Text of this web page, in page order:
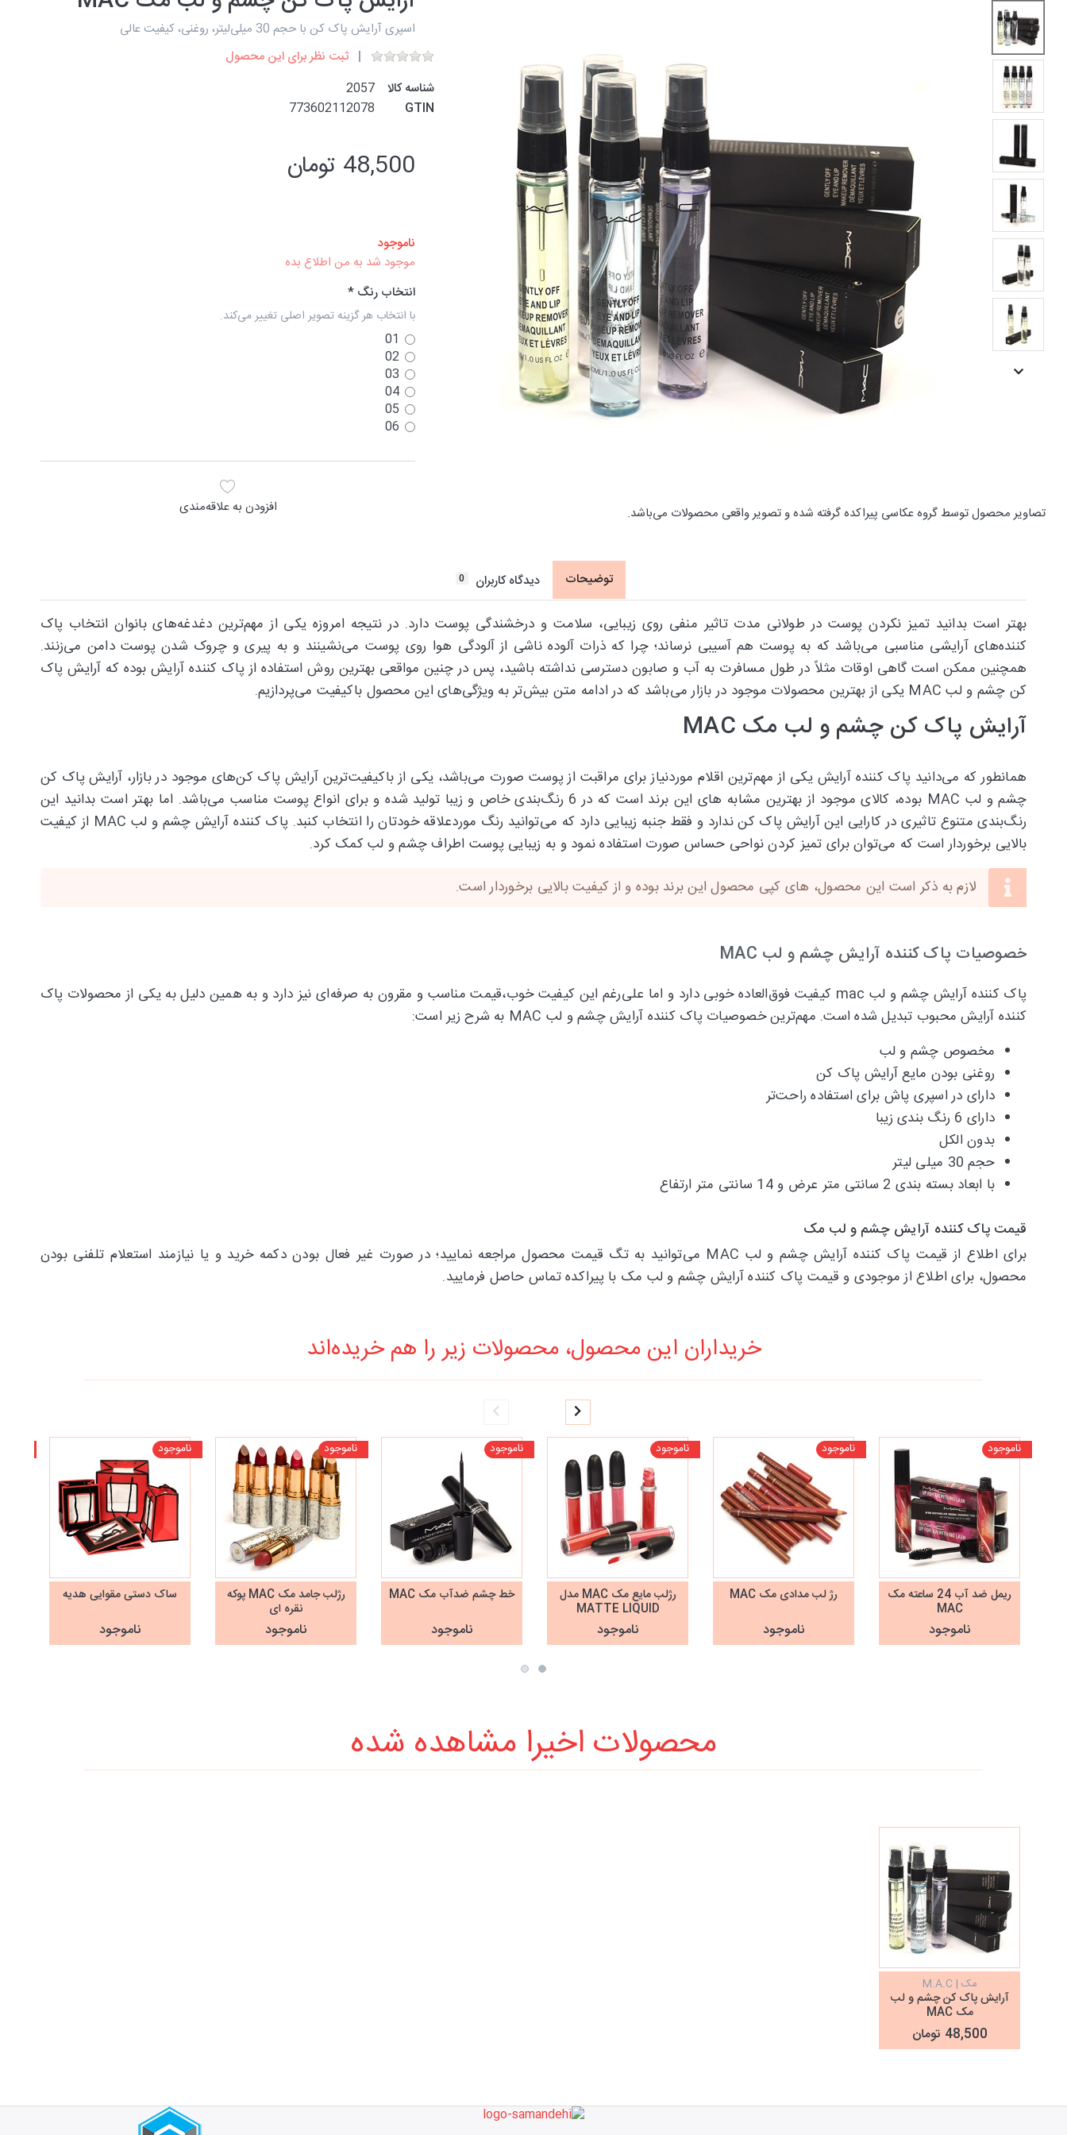
تصاویر محصول توسط گروه عکاسی پیراکده گرفته شده و تصویر واقعی محصولات می‌باشد.
اسپری آرایش پاک کن با حجم 30 میلی‌لیتر، روغنی، کیفیت عالی
ثبت نظر برای این محصول
شناسه کالا
2057
GTIN
773602112078
48,500 تومان
ناموجود
موجود شد به من اطلاع بده
انتخاب رنگ
با انتخاب هر گزینه تصویر اصلی تغییر می‌کند.
01
02
03
04
05
06
افزودن به علاقه‌مندی
توضیحات دیدگاه کاربران 0
بهتر است بدانید تمیز نکردن پوست در طولانی مدت تاثیر منفی روی زیبایی، سلامت و درخشندگی پوست دارد. در نتیجه امروزه یکی از مهم‌ترین دغدغه‌های بانوان انتخاب پاک
کننده‌های آرایشی مناسبی می‌باشد که به پوست هم آسیبی نرساند؛ چرا که ذرات آلوده ناشی از آلودگی هوا روی پوست می‌نشینند و به پیری و چروک شدن پوست دامن می‌زنند.
همچنین ممکن است گاهی اوقات مثلاً در طول مسافرت به آب و صابون دسترسی نداشته باشید، پس در چنین مواقعی بهترین روش استفاده از پاک کننده آرایش بوده که آرایش پاک
کن چشم و لب MAC یکی از بهترین محصولات موجود در بازار می‌باشد که در ادامه متن بیش‌تر به ویژگی‌های این محصول باکیفیت می‌پردازیم.
آرایش پاک کن چشم و لب مک MAC
همانطور که می‌دانید پاک کننده آرایش یکی از مهم‌ترین اقلام موردنیاز برای مراقبت از پوست صورت می‌باشد، یکی از باکیفیت‌ترین آرایش پاک کن‌های موجود در بازار، آرایش پاک کن
چشم و لب MAC بوده، کالای موجود از بهترین مشابه های این برند است که در 6 رنگ‌بندی خاص و زیبا تولید شده‌ و برای انواع پوست مناسب می‌باشد. اما بهتر است بدانید این
رنگ‌بندی متنوع تاثیری در کارایی این آرایش پاک کن ندارد و فقط جنبه زیبایی دارد که می‌توانید رنگ موردعلاقه خودتان را انتخاب کنبد. پاک کننده آرایش چشم و لب MAC از کیفیت
بالایی برخوردار است که می‌توان برای تمیز کردن نواحی حساس صورت استفاده نمود و به زیبایی پوست اطراف چشم و لب کمک کرد.
لازم به ذکر است این محصول، های کپی محصول این برند بوده و از کیفیت بالایی برخوردار است.
خصوصیات پاک کننده آرایش چشم و لب MAC
پاک کننده آرایش چشم و لب mac کیفیت فوق‌العاده خوبی دارد و اما علی‌رغم این کیفیت خوب،قیمت مناسب و مقرون به صرفه‌ای نیز دارد و به همین دلیل به یکی از محصولات پاک
کننده آرایش محبوب تبدیل شده است. مهم‌ترین خصوصیات پاک کننده آرایش چشم و لب MAC به شرح زیر است:
مخصوص چشم و لب
روغنی بودن مایع آرایش پاک کن
دارای در اسپری پاش برای استفاده راحت‌تر
دارای 6 رنگ بندی زیبا
بدون الکل
حجم 30 میلی لیتر
با ابعاد بسته بندی 2 سانتی متر عرض و 14 سانتی متر ارتفاع
قیمت پاک کننده آرایش چشم و لب مک
برای اطلاع از قیمت پاک کننده آرایش چشم و لب MAC می‌توانید به تگ قیمت محصول مراجعه نمایید؛ در صورت غیر فعال بودن دکمه خرید و یا نیازمند استعلام تلفنی بودن
محصول، برای اطلاع از موجودی و قیمت پاک کننده آرایش چشم و لب مک با پیراکده تماس حاصل فرمایید.
خریداران این محصول، محصولات زیر را هم خریده‌اند
ناموجود
ریمل ضد آب 24 ساعته مک
MAC
ناموجود
ناموجود
رژ لب مدادی مک MAC
ناموجود
ناموجود
رژلب مایع مک MAC مدل
MATTE LIQUID
ناموجود
ناموجود
خط چشم ضدآب مک MAC
ناموجود
ناموجود
رژلب جامد مک MAC پوکه
نقره ای
ناموجود
ناموجود
ساک دستی مقوایی هدیه
ناموجود
محصولات اخیرا مشاهده شده
مک | M.A.C
آرایش پاک کن چشم و لب
مک MAC
48,500 تومان